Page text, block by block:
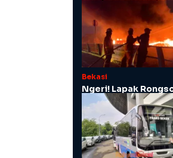
Bekasi
Ngeri! Lapak